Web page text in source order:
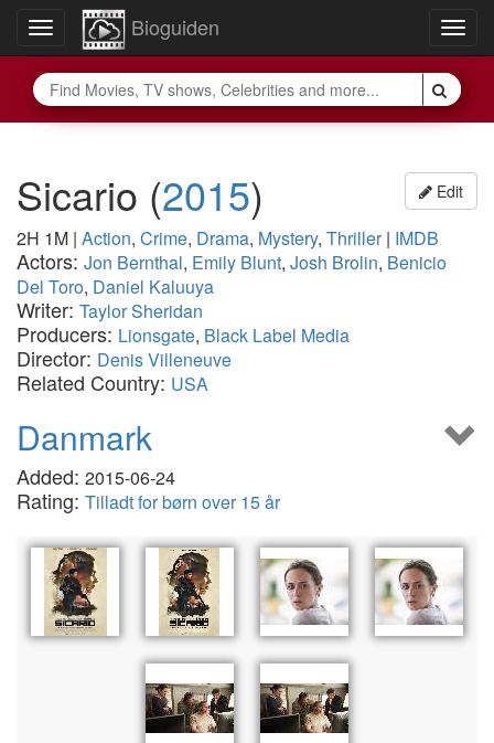
Toggle
navigation
Bioguiden
Edit
Sicario (2015)
2H 1M | Action, Crime, Drama, Mystery, Thriller| IMDB
Actors: Jon Bernthal, Emily Blunt, Josh Brolin, Benicio
Del Toro, Daniel Kaluuya
Writer: Taylor Sheridan
Producers: Lionsgate, Black Label Media
Director: Denis Villeneuve
Related Country: USA
Danmark
Added: 2015-06-24
Rating: Tilladt for børn over 15 år